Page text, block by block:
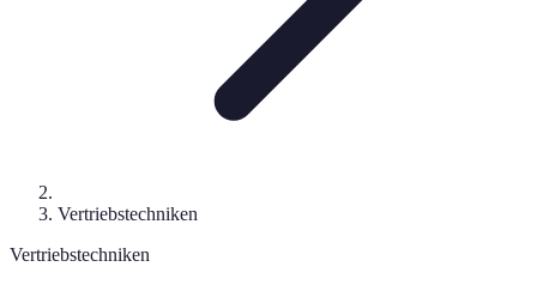
Vertriebstechniken
Vertriebstechniken